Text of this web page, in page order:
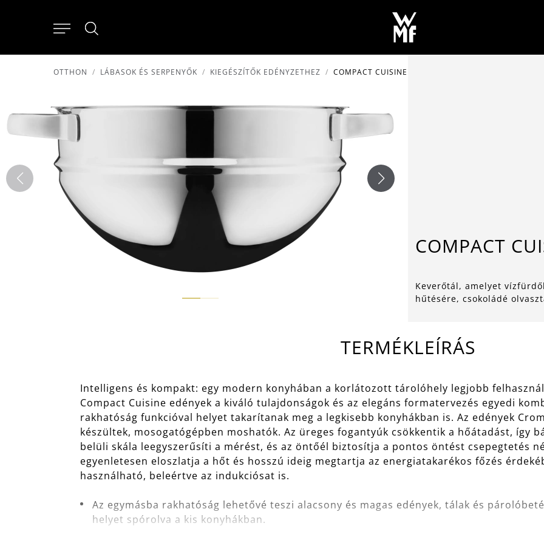
OTTHON LÁBASOK ÉS SERPENYŐK KIEGÉSZÍTŐK EDÉNYZETHEZ COMPACT CUISINE TÁL Ø 24 CM
COMPACT
Keverőtál, amelyet
hűtésére, csokoládé
TERMÉKLEÍRÁS
Intelligens és kompakt: egy modern konyhában a korlátozott tárolóhely legjobb
Compact Cuisine edények a kiváló tulajdonságok és az elegáns formatervezés egyedi
rakhatóság funkcióval helyet takarítanak meg a legkisebb konyhákban is. Az edények
készültek, mosogatógépben moshatók. Az üreges fogantyúk csökkentik a hőátadást, így
belüli skála leegyszerűsíti a mérést, és az öntőél biztosítja a pontos öntést csepegtetés
egyenletesen eloszlatja a hőt és hosszú ideig megtartja az energiatakarékos főzés
használható, beleértve az indukciósat is.
Az egymásba rakhatóság lehetővé teszi alacsony és magas edények, tálak és
helyet spórolva a kis konyhákban.